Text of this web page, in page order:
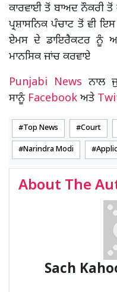
ਕਾਰਵਾਈ ਤੋਂ ਬਾਅਦ ਨੌਕਰੀ
ਪ੍ਰਸ਼ਾਸਨਿਕ ਪੰਚਾਟ ਤੋਂ ਵੀ
ਏਮਸ ਦੇ ਡਾਇਰੈਕਟਰ ਨੂੰ
ਮਾਨਸਿਕ ਜਾਂਚ ਕਰਵਾਏ
Punjabi News ਨਾਲ
ਸਾਨੂੰ Facebook ਅਤੇ
Top News Court
Narindra Modi
About The
Sach